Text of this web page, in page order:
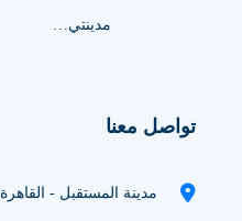
مدينتي…
تواصل معنا
مدينة المستقبل - القاهرة